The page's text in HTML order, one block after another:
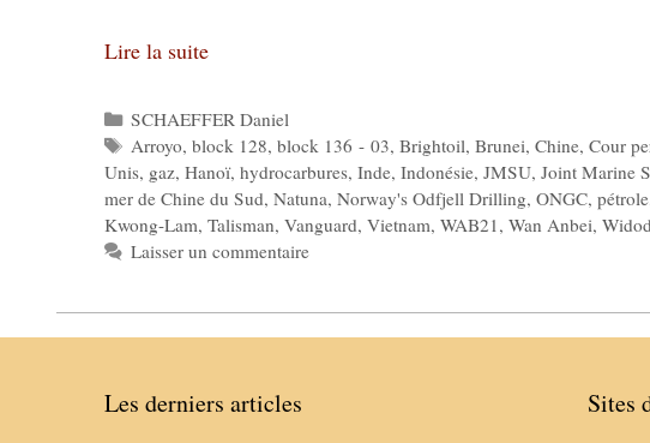
Lire la suite
Catégories
SCHAEFFER Daniel
Étiquettes
Arroyo,block 128,block 136 - 03,Brightoil,Brunei,Chine,Cour
Unis, gaz, Hanoï, hydrocarbures, Inde, Indonésie, JMSU, Joint Marine
mer de Chine du Sud, Natuna, Norway's Odfjell Drilling, ONGC, pétrole
Kwong-Lam, Talisman, Vanguard, Vietnam, WAB21 , Wan Anbei,
Laisser un commentaire
Les derniers articles Sites